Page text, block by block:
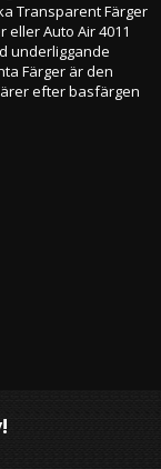
Transparent Färger
eller Auto Air 4011
underliggande
Färger är den
efter basfärgen